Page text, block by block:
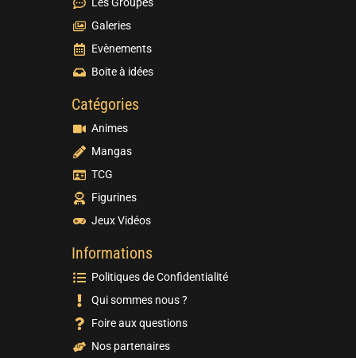
Les Groupes
Galeries
Evènements
Boite à idées
Catégories
Animes
Mangas
TCG
Figurines
Jeux Vidéos
Informations
Politiques de Confidentialité
Qui sommes nous ?
Foire aux questions
Nos partenaires